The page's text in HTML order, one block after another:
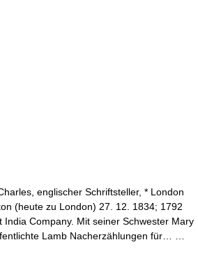
englischer Schriftsteller, * London
(heute zu London) 27. 12. 1834; 1792
India Company. Mit seiner Schwester Mary
Lamb Nacherzählungen für… …